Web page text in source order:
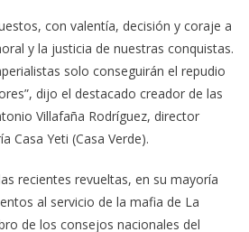
con valentía, decisión y coraje a
y la justicia de nuestras conquistas.
solo conseguirán el repudio
dijo el destacado creador de las
Villafaña Rodríguez, director
Casa Yeti (Casa Verde).
recientes revueltas, en su mayoría
al servicio de la mafia de La
de los consejos nacionales del